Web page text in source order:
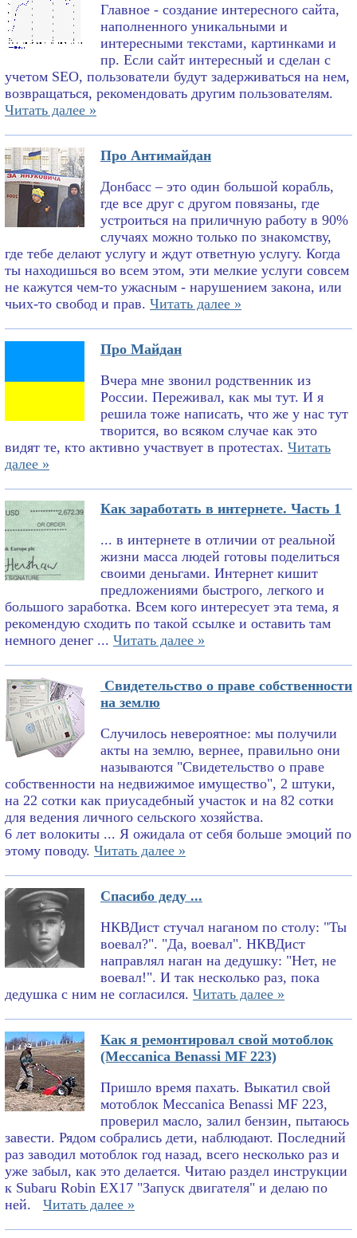
Главное - создание интересного сайта,
наполненного уникальными и
интересными текстами, картинками и
пр. Если сайт интересный и сделан с
учетом SEO, пользователи будут задерживаться на нем,
возвращаться, рекомендовать другим пользователям.
Читать далее »
Про Антимайдан
Донбасс – это один большой корабль,
где все друг с другом повязаны, где
устроиться на приличную работу в 90%
случаях можно только по знакомству,
где тебе делают услугу и ждут ответную услугу. Когда
ты находишься во всем этом, эти мелкие услуги совсем
не кажутся чем-то ужасным - нарушением закона, или
чьих-то свобод и прав. Читать далее »
Про Майдан
Вчера мне звонил родственник из
России. Переживал, как мы тут. И я
решила тоже написать, что же у нас тут
творится, во всяком случае как это
видят те, кто активно участвует в протестах. Читать
далее »
Как заработать в интернете. Часть 1
... в интернете в отличии от реальной
жизни масса людей готовы поделиться
своими деньгами. Интернет кишит
предложениями быстрого, легкого и
большого заработка. Всем кого интересует эта тема, я
рекомендую сходить по такой ссылке и оставить там
немного денег ... Читать далее »
Свидетельство о праве собственности
на землю
Случилось невероятное: мы получили
акты на землю, вернее, правильно они
называются "Свидетельство о праве
собственности на недвижимое имущество", 2 штуки,
на 22 сотки как приусадебный участок и на 82 сотки
для ведения личного сельского хозяйства.
6 лет волокиты ... Я ожидала от себя больше эмоций по
этому поводу. Читать далее »
Спасибо деду ...
НКВДист стучал наганом по столу: "Ты
воевал?". "Да, воевал". НКВДист
направлял наган на дедушку: "Нет, не
воевал!". И так несколько раз, пока
дедушка с ним не согласился. Читать далее »
Как я ремонтировал свой мотоблок
(Meccanica Benassi MF 223)
Пришло время пахать. Выкатил свой
мотоблок Meccanica Benassi MF 223,
проверил масло, залил бензин, пытаюсь
завести. Рядом собрались дети, наблюдают. Последний
раз заводил мотоблок год назад, всего несколько раз и
уже забыл, как это делается. Читаю раздел инструкции
к Subaru Robin EX17 "Запуск двигателя" и делаю по
ней.
Читать далее »